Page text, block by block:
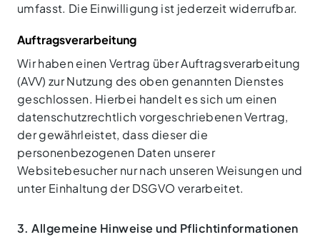
umfasst. Die Einwilligung ist jederzeit widerrufbar.
Auftragsverarbeitung
Wir haben einen Vertrag über Auftragsverarbeitung
(AVV) zur Nutzung des oben genannten Dienstes
geschlossen. Hierbei handelt es sich um einen
datenschutzrechtlich vorgeschriebenen Vertrag,
der gewährleistet, dass dieser die
personenbezogenen Daten unserer
Websitebesucher nur nach unseren Weisungen und
unter Einhaltung der DSGVO verarbeitet.
3. Allgemeine Hinweise und Pflicht­informationen